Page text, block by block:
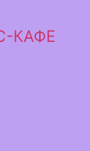
КАФЕ